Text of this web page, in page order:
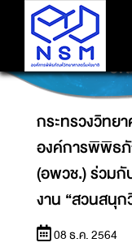
กระทรวงวิทยา
พิพิธภัณฑ์วิทยา
ศูนย์การค้าฟิ
วิ
กระทรวงวิทยา
องค์การพิพิธ
(อพวช.) ร่วม
งาน “สวนสนุ
08 ธ.ค. 2564